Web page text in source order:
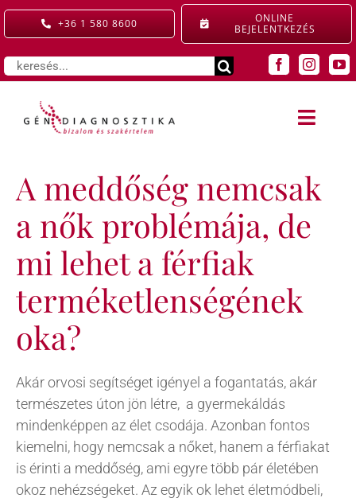
Kihagyás
+36 1 580 8600
ONLINE
BEJELENTKEZÉS
Keresés...
Toggle
SZOLGÁLTATÁSAINK
KIEMELT ELLÁTÁS
GYERMEKRENDELŐ
ÁRAINK
RÓLUNK
KAPCSOLAT
BLOG
A meddőség nemcsak
a nők problémája, de
mi lehet a férfiak
terméketlenségének
oka?
Akár orvosi segítséget igényel a fogantatás, akár
természetes úton jön létre, a gyermekáldás
mindenképpen az élet csodája. Azonban fontos
kiemelni, hogy nemcsak a nőket, hanem a férfiakat
is érinti a meddőség, ami egyre több pár életében
okoz nehézségeket. Az egyik ok lehet életmódbeli,